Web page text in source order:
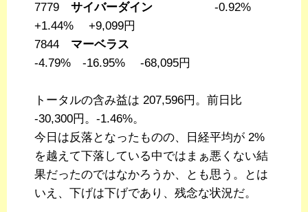
7779 サイバーダイン -0.92%
+1.44% +9,099円
7844 マーベラス
-4.79% -16.95% -68,095円
トータルの含み益は 207,596円。前日比
-30,300円。-1.46%。
今日は反落となったものの、日経平均が 2%
を越えて下落している中ではまぁ悪くない結
果だったのではなかろうか、とも思う。とは
いえ、下げは下げであり、残念な状況だ。